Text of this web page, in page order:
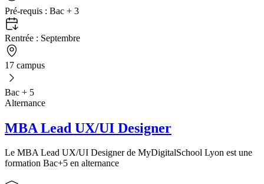
Pré-requis : Bac + 3
Rentrée : Septembre
17 campus
Bac + 5
Alternance
MBA Lead UX/UI Designer
Le MBA Lead UX/UI Designer de MyDigitalSchool Lyon est une
formation Bac+5 en alternance